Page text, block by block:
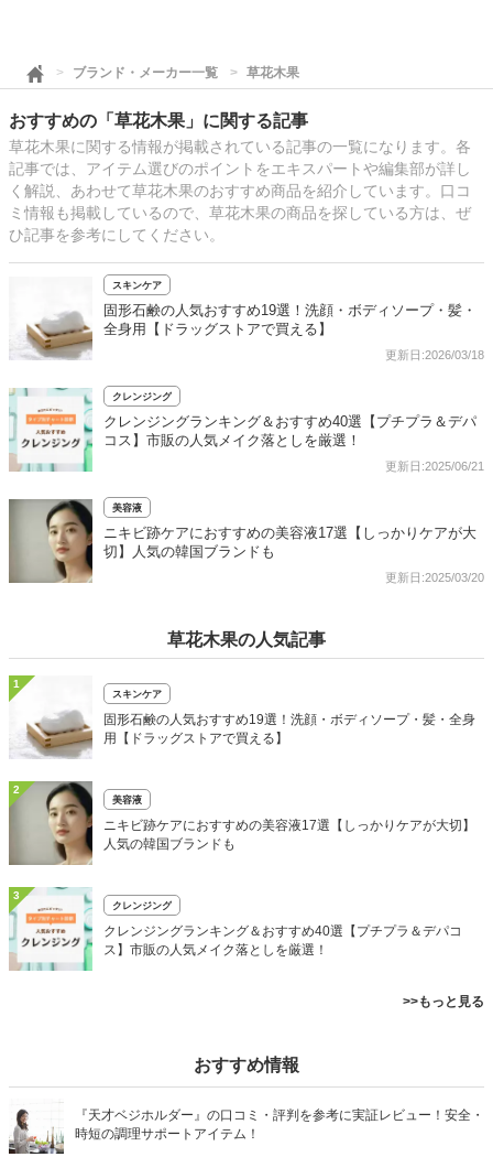
ブランド・メーカー一覧 草花木果
おすすめの「草花木果」に関する記事
草花木果に関する情報が掲載されている記事の一覧になります。各
記事では、アイテム選びのポイントをエキスパートや編集部が詳し
く解説、あわせて草花木果のおすすめ商品を紹介しています。口コ
ミ情報も掲載しているので、草花木果の商品を探している方は、ぜ
ひ記事を参考にしてください。
スキンケア
固形石鹸の人気おすすめ19選！洗顔・ボディソープ・髪・
全身用【ドラッグストアで買える】
更新日:2026/03/18
クレンジング
クレンジングランキング＆おすすめ40選【プチプラ＆デパ
コス】市販の人気メイク落としを厳選！
更新日:2025/06/21
美容液
ニキビ跡ケアにおすすめの美容液17選【しっかりケアが大
切】人気の韓国ブランドも
更新日:2025/03/20
草花木果の人気記事
1
スキンケア
固形石鹸の人気おすすめ19選！洗顔・ボディソープ・髪・全身
用【ドラッグストアで買える】
2
美容液
ニキビ跡ケアにおすすめの美容液17選【しっかりケアが大切】
人気の韓国ブランドも
3
クレンジング
クレンジングランキング＆おすすめ40選【プチプラ＆デパコ
ス】市販の人気メイク落としを厳選！
>>もっと見る
おすすめ情報
『天才ベジホルダー』の口コミ・評判を参考に実証レビュー！安全・
時短の調理サポートアイテム！